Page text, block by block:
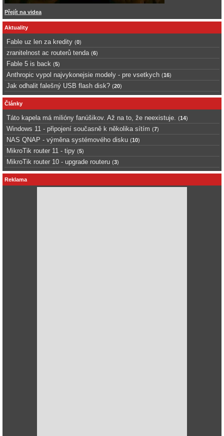
Přejít na videa
Aktuality
Fable uz len za kredity (0)
zranitelnost ac routerů tenda (6)
Fable 5 is back (5)
Anthropic vypol najvykonejsie modely - pre vsetkych (16)
Jak odhalit falešný USB flash disk? (20)
Články
Táto kapela má milióny fanúšikov. Až na to, že neexistuje. (14)
Windows 11 - připojení současně k několika sítím (7)
NAS QNAP - výměna systémového disku (10)
MikroTik router 11 - tipy (5)
MikroTik router 10 - upgrade routeru (3)
Reklama